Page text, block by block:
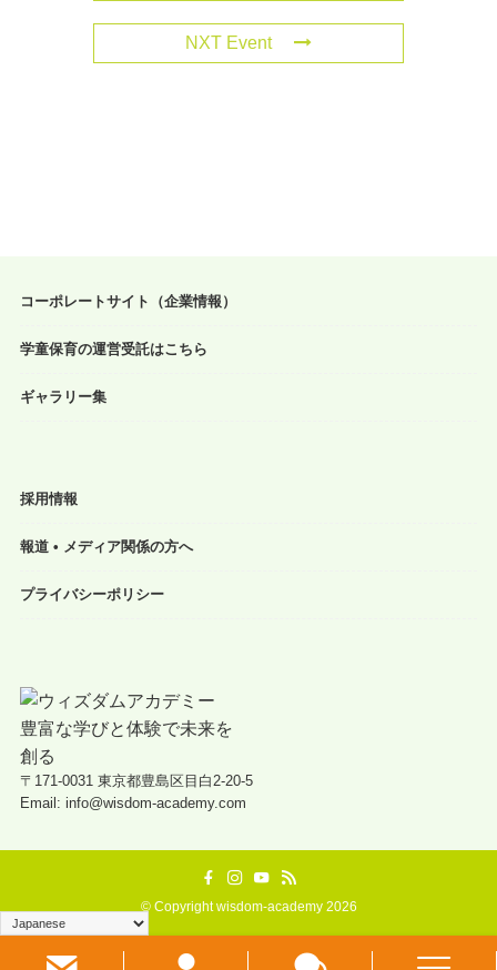
NXT Event
コーポレートサイト（企業情報）
学童保育の運営受託はこちら
ギャラリー集
採用情報
報道 • メディア関係の方へ
プライバシーポリシー
〒171-0031 東京都豊島区目白2-20-5
Email: info@wisdom-academy.com
©Copyright wisdom-academy 2026